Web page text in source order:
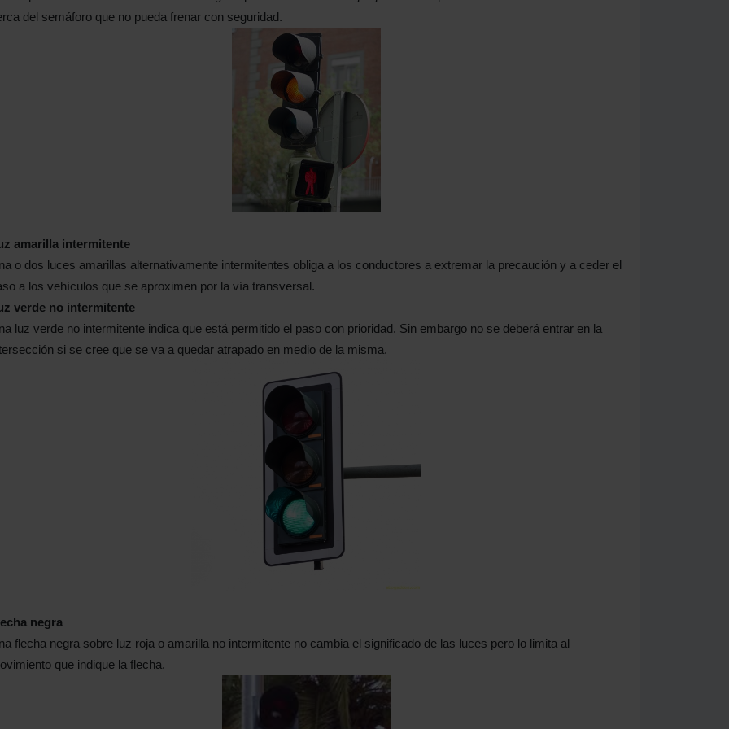
del semáforo que no pueda frenar con seguridad.
amarilla intermitente
o dos luces amarillas alternativamente intermitentes obliga a los conductores a extremar la precaución y a ceder el
a los vehículos que se aproximen por la vía transversal.
verde no intermitente
luz verde no intermitente indica que está permitido el paso con prioridad. Sin embargo no se deberá entrar en la
si se cree que se va a quedar atrapado en medio de la misma.
negra
flecha negra sobre luz roja o amarilla no intermitente no cambia el significado de las luces pero lo limita al
que indique la flecha.